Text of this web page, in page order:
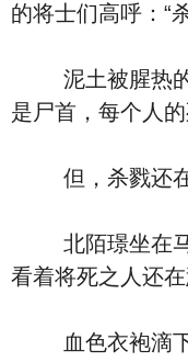
的将士们高呼：“
泥土被腥热的
是尸首，每个人
但，杀戮还在
北陌璟坐在马
看着将死之人还在
血色衣袍滴下